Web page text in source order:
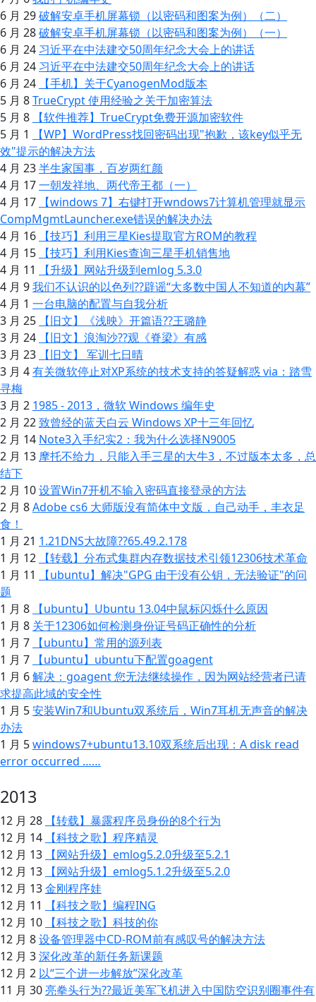
6 月 29破解安卓手机屏幕锁（以密码和图案为例）（二）
6 月 28破解安卓手机屏幕锁（以密码和图案为例）（一）
6 月 24 习近平在中法建交50周年纪念大会上的讲话
6 月 24 习近平在中法建交50周年纪念大会上的讲话
6 月 24
【手机】关于CyanogenMod版本
5 月 8TrueCrypt 使用经验之关于加密算法
5 月 8
【软件推荐】TrueCrypt免费开源加密软件
5 月 1
【WP】WordPress找回密码出现"抱歉，该key似乎无
效"提示的解决方法
4 月 23半生家国事，百岁两红颜
4 月 17一朝发祥地、两代帝王都（一）
4 月 17
【windows 7】右键打开wndows7计算机管理就显示
CompMgmtLauncher.exe错误的解决办法
4 月 16
【技巧】利用三星Kies提取官方ROM的教程
4 月 15
【技巧】利用Kies查询三星手机销售地
4 月 11
【升级】网站升级到emlog 5.3.0
4 月 9我们不认识的以色列??辟谣“大多数中国人不知道的内幕”
4 月 1 一台电脑的配置与自我分析
3 月 25
【旧文】《浅映》开篇语??王璐静
3 月 24
【旧文】浪淘沙??观《脊梁》有感
3 月 23
【旧文】 军训七日晴
3 月 4有关微软停止对XP系统的技术支持的答疑解惑 via：踏雪
寻梅
3 月 2 1985 - 2013，微软 Windows 编年史
2 月 22致曾经的蓝天白云 Windows XP十三年回忆
2 月 14 Note3入手纪实2：我为什么选择N9005
2 月 13 摩托不给力，只能入手三星的大牛3，不过版本太多，总
结下
2 月 10设置Win7开机不输入密码直接登录的方法
2 月 8Adobe cs6 大师版没有简体中文版，自己动手，丰衣足
食！
1 月 21 1.21DNS大故障??65.49.2.178
1 月 12
【转载】分布式集群内存数据技术引领12306技术革命
1 月 11
【ubuntu】解决"GPG 由于没有公钥，无法验证"的问
题
1 月 8
【ubuntu】Ubuntu 13.04中鼠标闪烁什么原因
1 月 8 关于12306如何检测身份证号码正确性的分析
1 月 7
【ubuntu】常用的源列表
1 月 7
【ubuntu】ubuntu下配置goagent
1 月 6解决：goagent 您无法继续操作，因为网站经营者已请
求提高此域的安全性
1 月 5安装Win7和Ubuntu双系统后，Win7耳机无声音的解决
办法
1 月 5windows7+ubuntu13.10双系统后出现：A disk read
error occurred ……
2013
12 月 28
【转载】暴露程序员身份的8个行为
12 月 14
【科技之歌】程序精灵
12 月 13
【网站升级】emlog5.2.0升级至5.2.1
12 月 13
【网站升级】emlog5.1.2升级至5.2.0
12 月 13金刚程序娃
12 月 11
【科技之歌】编程ING
12 月 10
【科技之歌】科技的你
12 月 8设备管理器中CD-ROM前有感叹号的解决方法
12 月 3深化改革的新任务新课题
12 月 2 以“三个进一步解放”深化改革
11 月 30亮拳头行为??最近美军飞机进入中国防空识别圈事件有